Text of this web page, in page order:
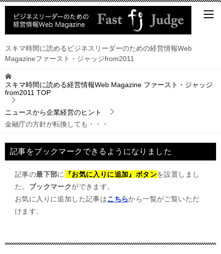
スキマ時間に読めるビジネスリーダーのための経営情報Web
Magazineファースト・ジャッジfrom2011
スキマ時間に読める経営情報Web Magazine ファースト・ジャッジ
from2011 TOP
ニュースから企業経営のヒント
金融庁の方針が転換しても・・・
記事をブックマークできるようになりました
記事の最下部に 『お気に入りに追加』ボタンを設置しまし
た。 ブックマークができます。
お気に入りに追加した記事はこちらから一覧がご覧いただ
けます。